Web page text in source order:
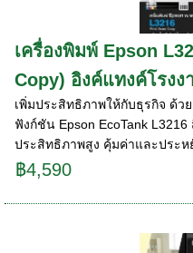
เครื่องพิมพ์ Epson
Copy) อิงค์แทงค์โรงง
เพิ่มประสิทธิภาพให้กับธุรกิจ ด้
ฟังก์ชัน Epson EcoTank
ประสิทธิภาพสูง คุ้มค่าและประห
฿4,590